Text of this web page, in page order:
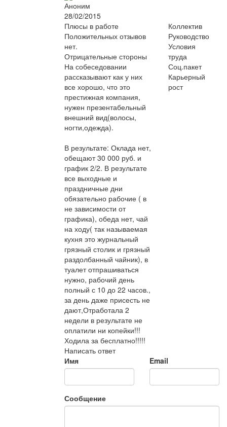
Аноним
28/02/2015
Плюсы в работе
Положительных отзывов
нет.
Отрицательные стороны
На собеседовании
рассказывают как у них
все хорошо, что это
престижная компания,
нужен презентабельный
внешний вид(волосы,
ногти,одежда).
В результате: Оклада нет,
обещают 30 000 руб. и
график 2/2. В результате
все выходные и
праздничные дни
обязательно рабочие ( в
не зависимости от
графика), обеда нет, чай
на ходу( так называемая
кухня это журнальный
грязный столик и грязный
раздолбанный чайник), в
туалет отпрашиваться
нужно, рабочий день
полный с 10 до 22 часов.,
за день даже присесть не
дают,Отработала 2
недели в результате не
оплатили ни копейки!!!
Ходила за бесплатно!!!!!
Коллектив
Руководство
Условия
труда
Соц.пакет
Карьерный
рост
Написать ответ
Имя
Email
Сообщение